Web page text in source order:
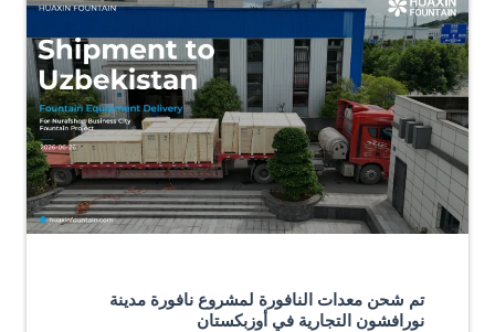
تم شحن معدات النافورة لمشروع نافورة مدينة
نورافشون التجارية في أوزبكستان